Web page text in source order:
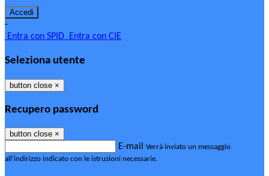
-
Entra con SPID Entra con CIE
Seleziona utente
button close ×
Recupero password
button close ×
E-mail Verrà inviato un messaggio
all'indirizzo indicato con le istruzioni necessarie.